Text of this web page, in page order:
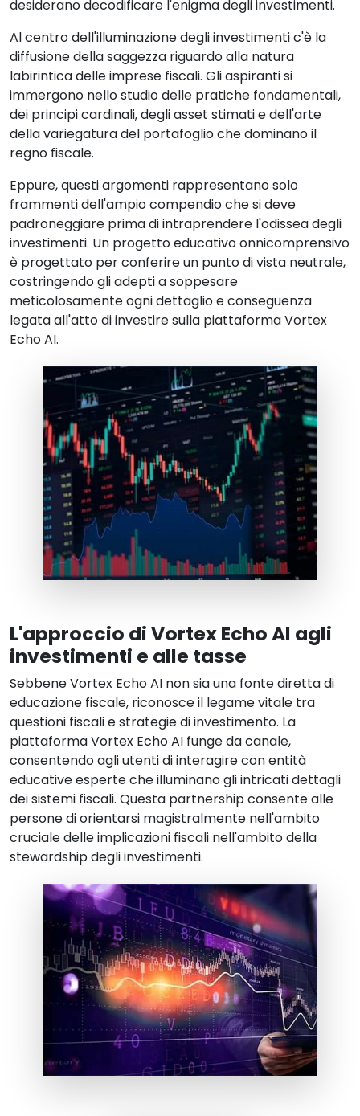
desiderano decodificare l'enigma degli investimenti.
Al centro dell'illuminazione degli investimenti c'è la
diffusione della saggezza riguardo alla natura
labirintica delle imprese fiscali. Gli aspiranti si
immergono nello studio delle pratiche fondamentali,
dei principi cardinali, degli asset stimati e dell'arte
della variegatura del portafoglio che dominano il
regno fiscale.
Eppure, questi argomenti rappresentano solo
frammenti dell'ampio compendio che si deve
padroneggiare prima di intraprendere l'odissea degli
investimenti. Un progetto educativo onnicomprensivo
è progettato per conferire un punto di vista neutrale,
costringendo gli adepti a soppesare
meticolosamente ogni dettaglio e conseguenza
legata all'atto di investire sulla piattaforma Vortex
Echo AI.
L'approccio di Vortex Echo AI agli
investimenti e alle tasse
Sebbene Vortex Echo AI non sia una fonte diretta di
educazione fiscale, riconosce il legame vitale tra
questioni fiscali e strategie di investimento. La
piattaforma Vortex Echo AI funge da canale,
consentendo agli utenti di interagire con entità
educative esperte che illuminano gli intricati dettagli
dei sistemi fiscali. Questa partnership consente alle
persone di orientarsi magistralmente nell'ambito
cruciale delle implicazioni fiscali nell'ambito della
stewardship degli investimenti.